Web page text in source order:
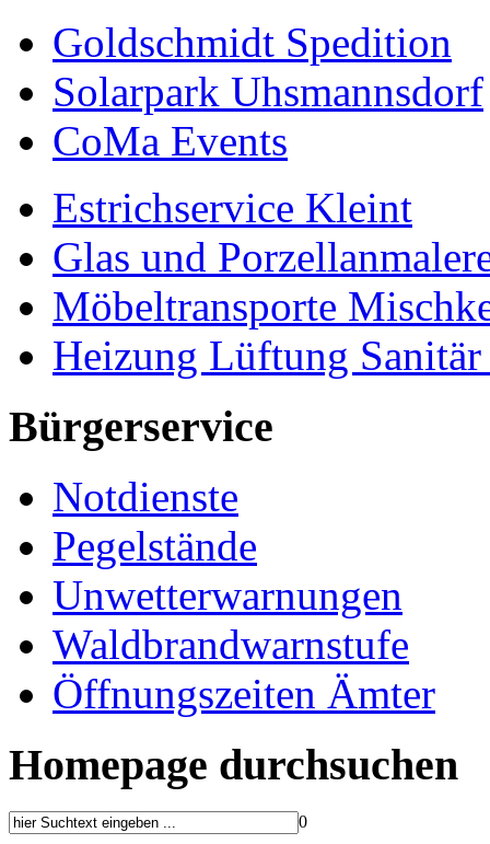
Goldschmidt Spedition
Solarpark Uhsmannsdorf
CoMa Events
Estrichservice Kleint
Glas und
Möbeltransporte
Heizung Lüftung
Bürgerservice
Notdienste
Pegelstände
Unwetterwarnungen
Waldbrandwarnstufe
Öffnungszeiten Ämter
Homepage durchsuchen
0